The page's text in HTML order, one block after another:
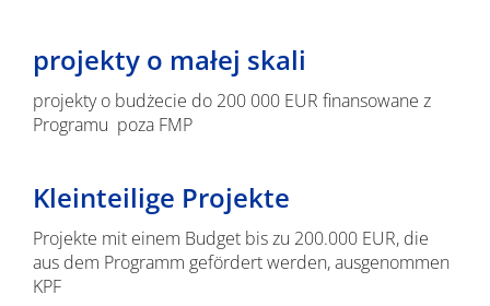
projekty o małej skali
projekty o budżecie do 200 000 EUR finansowane z
Programu poza FMP
Kleinteilige Projekte
Projekte mit einem Budget bis zu 200.000 EUR, die
aus dem Programm gefördert werden, ausgenommen
KPF